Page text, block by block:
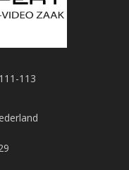
113